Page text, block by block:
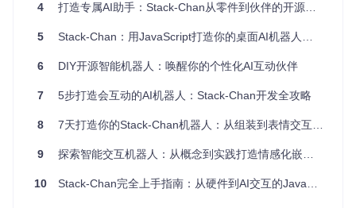
该系统的核心是Renderer模块，它负责将情感数据转化为可视
化的表情。开发者可以通过扩展该模块，创建属于自己的独特
表情。例如，你可以设计一套卡通风格的表情，或者根据特定
节日定制主题表情。
实现表情变化，关键在于定义清晰的表情数据结构和绘制逻
4 打造专属AI助手：Stack-Chan从零件到伙伴的开源机器人DIY教程
5 Stack-Chan：用JavaScript打造你的桌面AI机器人伙伴
6 DIY开源智能机器人：唤醒你的个性化AI互动伙伴
7 5步打造会互动的AI机器人：Stack-Chan开发全攻略
8 7天打造你的Stack-Chan机器人：从组装到表情交互的完整实践指南
9 探索智能交互机器人：从概念到实践打造情感化嵌入式伙伴
10 Stack-Chan完全上手指南：从硬件到AI交互的JavaScript机器人开发详解